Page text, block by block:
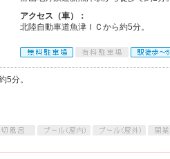
アクセス（車）：
北陸自動車道魚津ＩＣから約5分。
5分。